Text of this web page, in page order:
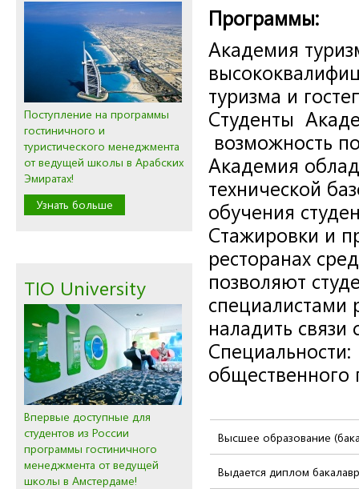
Поступление на программы
гостиничного и
туристического менеджмента
от ведущей школы в Арабских
Эмиратах!
Узнать больше
TIO University
Впервые доступные для
студентов из России
программы гостиничного
менеджмента от ведущей
школы в Амстердаме!
Программы:
Академия
туризма и
Студенты
возможность
Академия
технической
обучения
Стажировки и
ресторанах
позволяют
специалистами
наладить
Высшее образование
Выдается диплом